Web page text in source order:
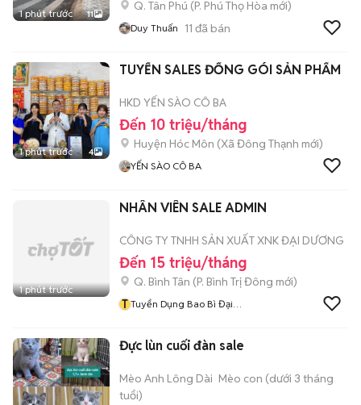
1 phút trước 11
Q. Tân Phú (P. Phú Thọ Hòa mới)
Duy Thuấn 11 đã bán
1 phút trước 4
TUYỂN SALES ĐỐNG GÓI SẢN PHẨM
HKD YẾN SÀO CÔ BA
Đến 10 triệu/tháng
Huyện Hóc Môn (Xã Đông Thạnh mới)
YẾN SÀO CÔ BA
1 phút trước
NHÂN VIÊN SALE ADMIN
CÔNG TY TNHH SẢN XUẤT XNK ĐẠI DƯƠNG
Đến 15 triệu/tháng
Q. Bình Tân (P. Bình Trị Đông mới)
T Tuyển Dụng Bao Bì Đại
Đực lùn cuối đàn sale
Mèo Anh Lông Dài Mèo con (dưới 3 tháng
tuổi)